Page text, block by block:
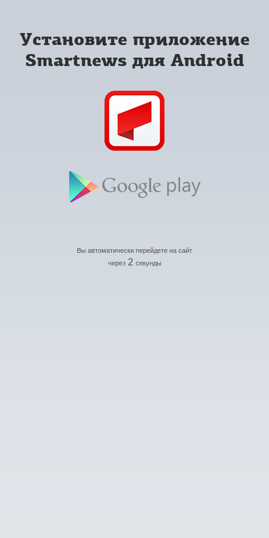
Установите приложение
Smartnews для Android
Вы автоматически перейдете на сайт
через 2 секунды